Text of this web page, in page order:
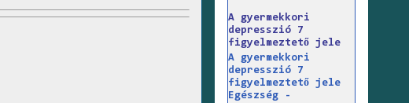
A gyermekkori
depresszió 7
figyelmeztető jele
A gyermekkori
depresszió 7
figyelmeztető jele
Egészség -